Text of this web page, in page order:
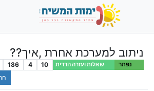
ניתוב למערכת אחרת ,איך??
נפתר שאלות ועזרה הדדית 10
4
186